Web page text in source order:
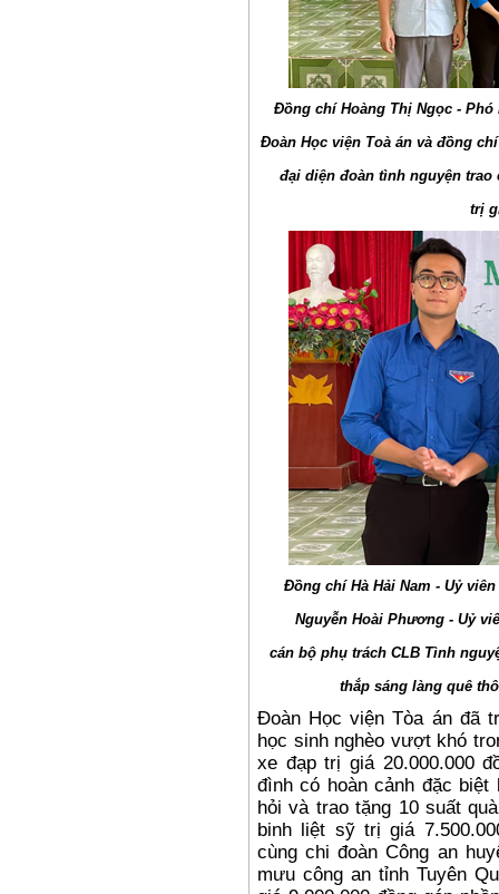
Đồng chí Hoàng Thị Ngọc -
Đoàn Học viện Toà án và đồng
đại diện đoàn tình nguyện
trị
Đồng chíHà Hải Nam - Uỷ
Nguyễn Hoài Phương - Uỷ
cán bộ phụ trách CLB Tình
thắp sáng làng quê
Đoàn Học viện Tòa án đã
học sinh nghèo vượt khó
xe đạp trị giá 20.000.000
đình có hoàn cảnh đặc biệt
hỏi và trao tặng 10 suất
binh liệt sỹ trị giá
cùng chi đoàn Công an
mưu công an tỉnh Tuyên